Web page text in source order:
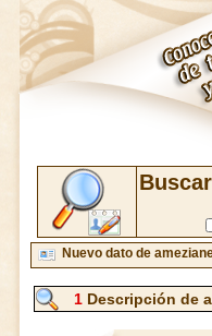
Buscar
Nuevo dato de
1 Descripción de